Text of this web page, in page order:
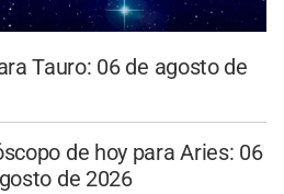
Tauro: 06 de agosto de
de hoy para Aries: 06
de 2026